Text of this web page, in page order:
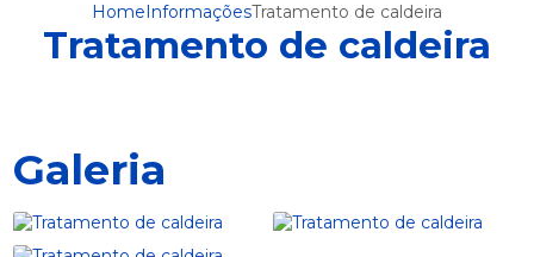
HomeInformaçõesTratamento de caldeira
Tratamento de caldeira
Galeria